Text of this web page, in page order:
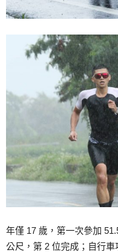
年僅 17 歲，第一次參加
公尺，第 2 位完成；自行